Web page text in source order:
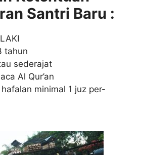
Santri Baru :
tahun
sederajat
Al Qur’an
minimal 1 juz per-